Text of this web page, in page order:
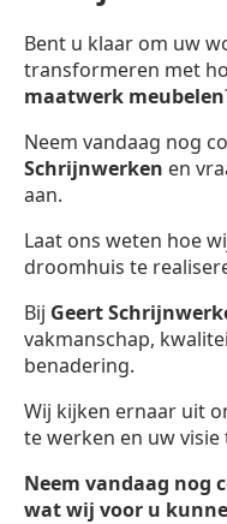
Bent u klaar om uw
transformeren met
maatwerk meubelen
Neem vandaag nog
Schrijnwerken en
aan.
Laat ons weten hoe
droomhuis te
Bij Geert
vakmanschap,
benadering.
Wij kijken ernaar uit
te werken en uw
Neem vandaag nog
wat wij voor u